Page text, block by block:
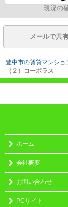
現況の
メールで共
豊中市の賃貸マンショ
（２）コーポラス
ホーム
会社概要
お問い合わせ
PCサイト